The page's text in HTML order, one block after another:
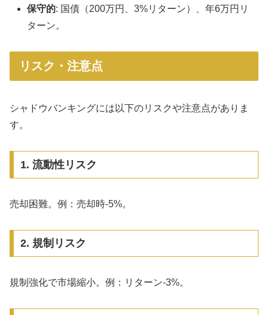
保守的: 国債（200万円、3%リターン）、年6万円リ
ターン。
リスク・注意点
シャドウバンキングには以下のリスクや注意点がありま
す。
1. 流動性リスク
売却困難。例：売却時-5%。
2. 規制リスク
規制強化で市場縮小。例：リターン-3%。